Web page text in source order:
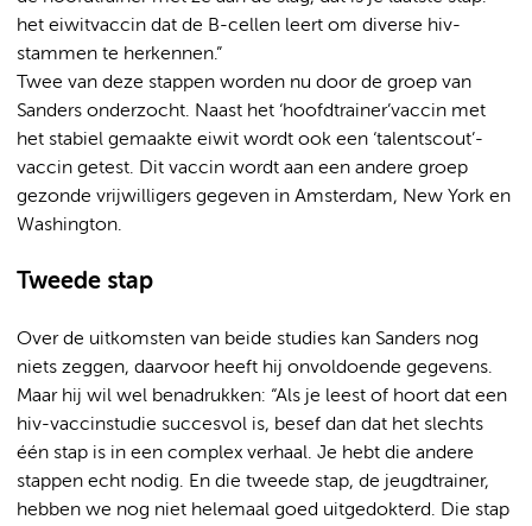
het eiwitvaccin dat de B-cellen leert om diverse hiv-
stammen te herkennen.”
Twee van deze stappen worden nu door de groep van
Sanders onderzocht. Naast het ‘hoofdtrainer’vaccin met
het stabiel gemaakte eiwit wordt ook een ‘talentscout’-
vaccin getest. Dit vaccin wordt aan een andere groep
gezonde vrijwilligers gegeven in Amsterdam, New York en
Washington.
Tweede stap
Over de uitkomsten van beide studies kan Sanders nog
niets zeggen, daarvoor heeft hij onvoldoende gegevens.
Maar hij wil wel benadrukken: “Als je leest of hoort dat een
hiv-vaccinstudie succesvol is, besef dan dat het slechts
één stap is in een complex verhaal. Je hebt die andere
stappen echt nodig. En die tweede stap, de jeugdtrainer,
hebben we nog niet helemaal goed uitgedokterd. Die stap